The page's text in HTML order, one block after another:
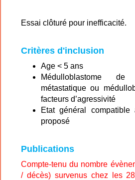
Essai clôturé pour inefficacité.
Critères d'inclusion
Age < 5 ans
Médulloblastome
métastatique ou
facteurs d’agressivité
Etat général
proposé
Publications
Compte-tenu du nombre
/ décès) survenus chez les